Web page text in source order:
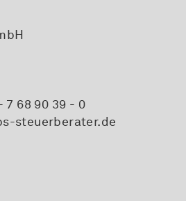
7 68 90 39 - 0
steuerberater.de